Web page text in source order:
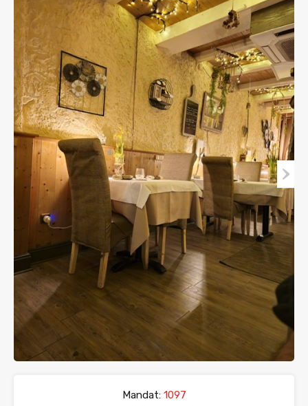
Mandat:1097